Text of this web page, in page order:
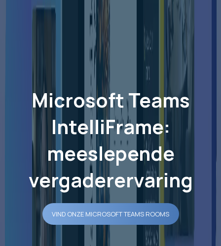
Microsoft Teams
IntelliFrame:
meeslepende
vergaderervaring
VIND ONZE MICROSOFT TEAMS ROOMS